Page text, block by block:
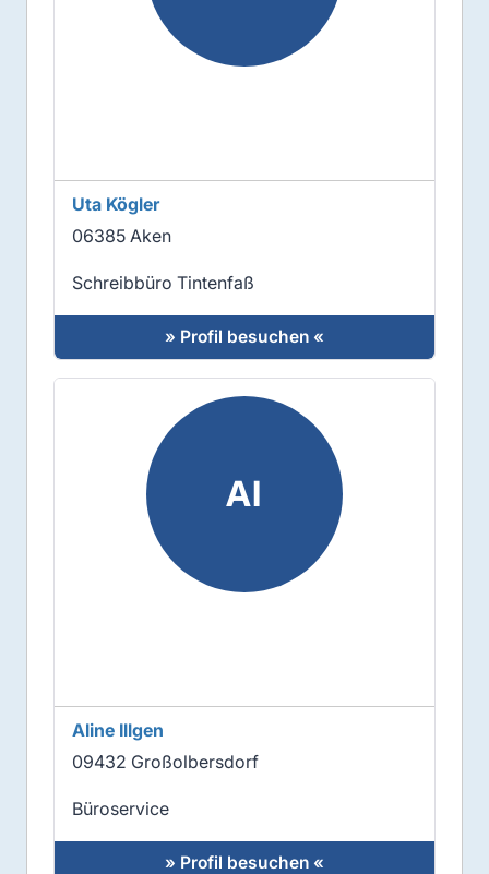
Uta Kögler
06385 Aken
Schreibbüro Tintenfaß
» Profil besuchen «
AI
Aline Illgen
09432 Großolbersdorf
Büroservice
» Profil besuchen «